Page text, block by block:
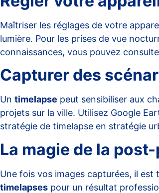
Maîtriser les réglages de votre
lumière. Pour les prises de vue
connaissances, vous pouvez
Capturer des
Un timelapse peut sensibiliser aux
projets sur la ville. Utilisez Google
stratégie de timelapse en stratégie
La magie de la
Une fois vos images capturées, il
timelapses pour un résultat